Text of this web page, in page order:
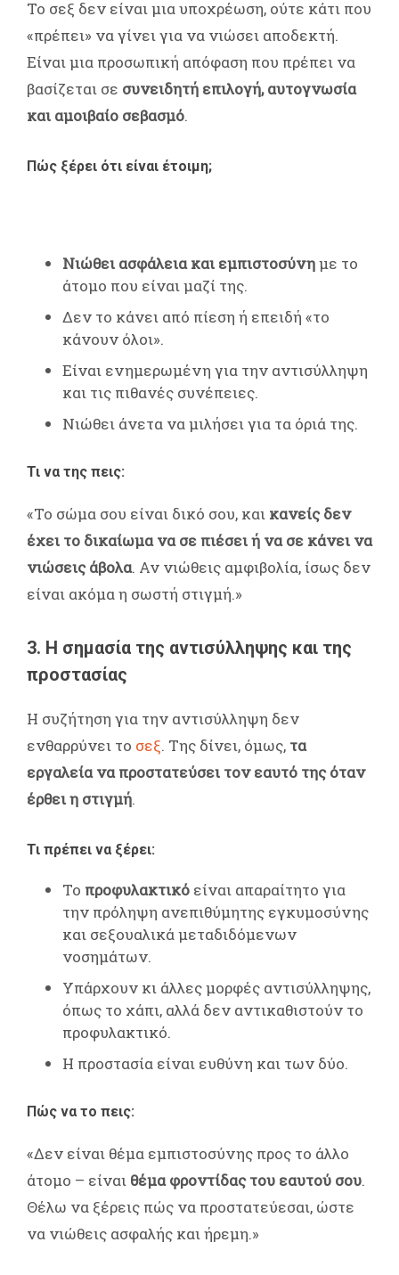
Το σεξ δεν είναι μια υποχρέωση, ούτε κάτι που
«πρέπει» να γίνει για να νιώσει αποδεκτή.
Είναι μια προσωπική απόφαση που πρέπει να
βασίζεται σε συνειδητή επιλογή, αυτογνωσία
και αμοιβαίο σεβασμό.
Πώς ξέρει ότι είναι έτοιμη;
Νιώθει ασφάλεια και εμπιστοσύνημε το
άτομο που είναι μαζί της.
Δεν το κάνει από πίεση ή επειδή «το
κάνουν όλοι».
Είναι ενημερωμένη για την αντισύλληψη
και τις πιθανές συνέπειες.
Νιώθει άνετα να μιλήσει για τα όριά της.
Τι να της πεις:
«Το σώμα σου είναι δικό σου, και κανείς δεν
έχει το δικαίωμα να σε πιέσει ή να σε κάνει να
νιώσεις άβολα. Αν νιώθεις αμφιβολία, ίσως δεν
είναι ακόμα η σωστή στιγμή.»
3. Η σημασία της αντισύλληψης και της
προστασίας
Η συζήτηση για την αντισύλληψη δεν
ενθαρρύνει το σεξ. Της δίνει, όμως, τα
εργαλεία να προστατεύσει τον εαυτό της όταν
έρθει η στιγμή.
Τι πρέπει να ξέρει:
Το προφυλακτικό είναι απαραίτητο για
την πρόληψη ανεπιθύμητης εγκυμοσύνης
και σεξουαλικά μεταδιδόμενων
νοσημάτων.
Υπάρχουν κι άλλες μορφές αντισύλληψης,
όπως το χάπι, αλλά δεν αντικαθιστούν το
προφυλακτικό.
Η προστασία είναι ευθύνη και των δύο.
Πώς να το πεις:
«Δεν είναι θέμα εμπιστοσύνης προς το άλλο
άτομο – είναι θέμα φροντίδας του εαυτού σου.
Θέλω να ξέρεις πώς να προστατεύεσαι, ώστε
να νιώθεις ασφαλής και ήρεμη.»